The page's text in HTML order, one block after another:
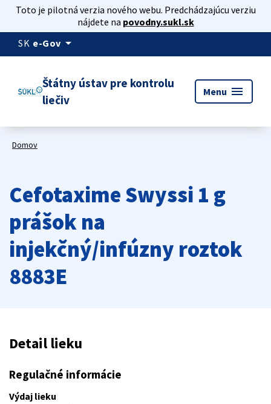
Toto je pilotná verzia nového webu. Predchádzajúcu verziu
nájdete na povodny.sukl.sk
SK e-Gov arrow_drop_down
Štátny ústav pre kontrolu
liečiv
Menu menu
Domov
Cefotaxime Swyssi 1 g
prášok na
injekčný/infúzny roztok
8883E
Detail lieku
Regulačné informácie
Výdaj lieku